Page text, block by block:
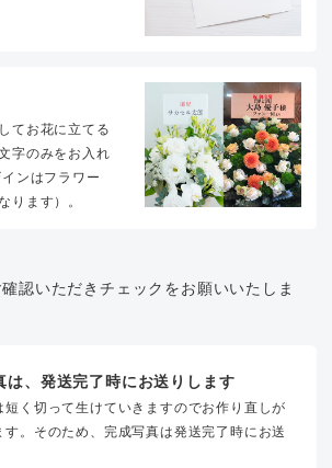
てお花に立てる
字のみをお入れ
ンはフラワー
ります）。
認いただきチェックをお願いいたしま
は、発送完了時にお送りします
短く切って生けていきますのでお作り直しが
。そのため、完成写真は発送完了時にお送